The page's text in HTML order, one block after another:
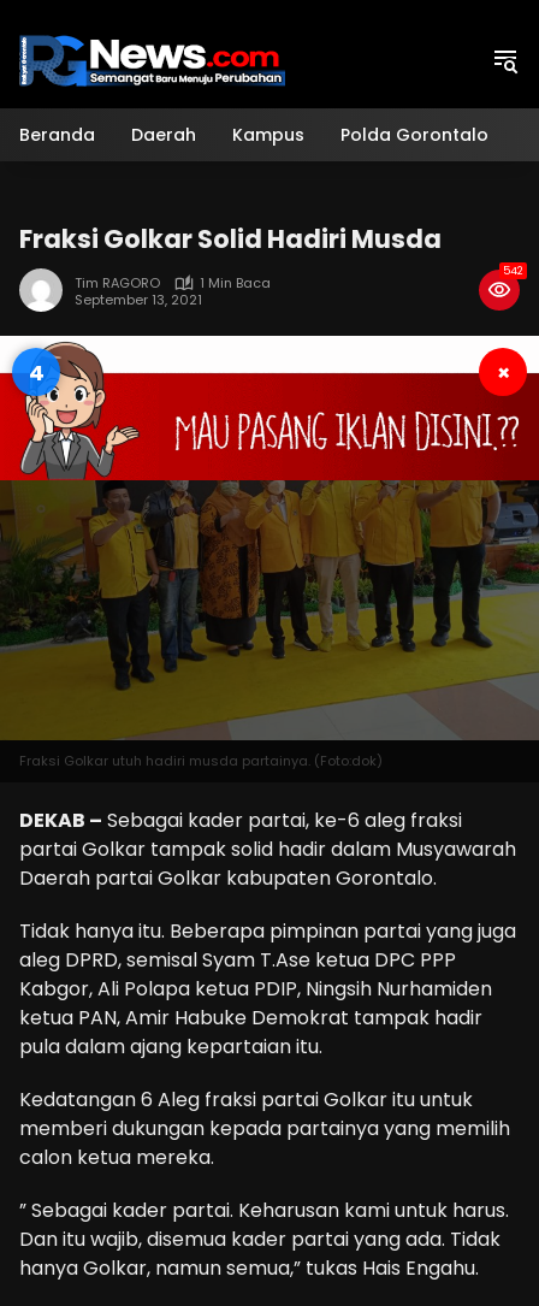
konten
Beranda Daerah Kampus Polda Gorontalo
Fraksi Golkar Solid Hadiri Musda
Tim RAGORO
1 Min Baca
September 13, 2021
542
3 ×
Fraksi Golkar utuh hadiri musda partainya. (Foto:dok)
DEKAB – Sebagai kader partai, ke-6 aleg fraksi
partai Golkar tampak solid hadir dalam Musyawarah
Daerah partai Golkar kabupaten Gorontalo.
Tidak hanya itu. Beberapa pimpinan partai yang juga
aleg DPRD, semisal Syam T.Ase ketua DPC PPP
Kabgor, Ali Polapa ketua PDIP, Ningsih Nurhamiden
ketua PAN, Amir Habuke Demokrat tampak hadir
pula dalam ajang kepartaian itu.
Kedatangan 6 Aleg fraksi partai Golkar itu untuk
memberi dukungan kepada partainya yang memilih
calon ketua mereka.
” Sebagai kader partai. Keharusan kami untuk harus.
Dan itu wajib, disemua kader partai yang ada. Tidak
hanya Golkar, namun semua,” tukas Hais Engahu.